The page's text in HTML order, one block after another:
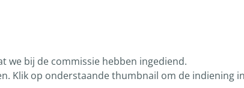
we bij de commissie hebben ingediend.
Klik op onderstaande thumbnail om de indiening